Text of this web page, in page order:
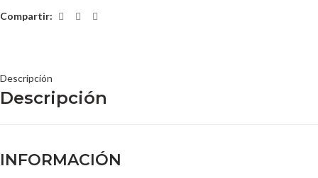
Compartir:
Descripción
Descripción
INFORMACIÓN